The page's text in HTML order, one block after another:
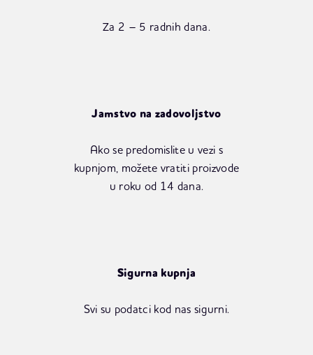
Za 2 – 5 radnih dana.
Jamstvo na zadovoljstvo
Ako se predomislite u vezi s
kupnjom, možete vratiti proizvode
u roku od 14 dana.
Sigurna kupnja
Svi su podatci kod nas sigurni.